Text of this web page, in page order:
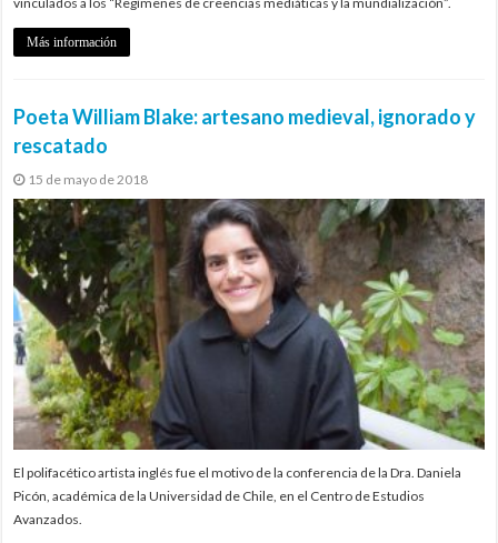
Más información
Poeta William Blake: artesano medieval, ignorado y
rescatado
15 de mayo de 2018
El polifacético artista inglés fue el motivo de la conferencia de la Dra. Daniela
Picón, académica de la Universidad de Chile, en el Centro de Estudios
Avanzados.